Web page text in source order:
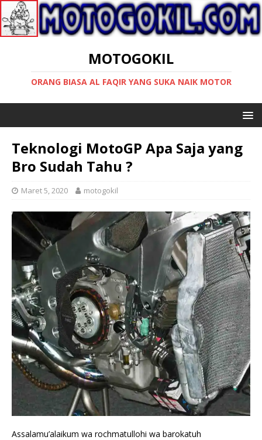
MOTOGOKIL
ORANG BIASA AL FAQIR YANG SUKA NAIK MOTOR
Teknologi MotoGP Apa Saja yang
Bro Sudah Tahu ?
Maret 5, 2020 motogokil
Assalamu’alaikum wa rochmatullohi wa barokatuh